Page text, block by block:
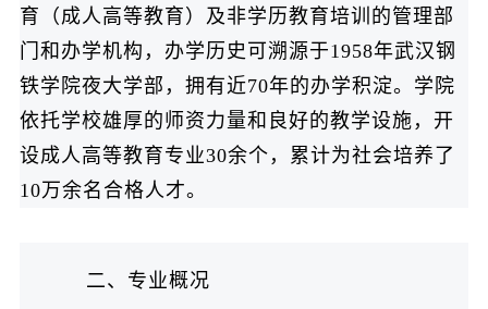
育（成人高等教育）及非学历教育培训的管理部
门和办学机构，办学历史可溯源于1958年武汉钢
铁学院夜大学部，拥有近70年的办学积淀。学院
依托学校雄厚的师资力量和良好的教学设施，开
设成人高等教育专业30余个，累计为社会培养了
10万余名合格人才。
二、专业概况